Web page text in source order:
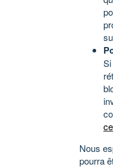
Nous
pourra